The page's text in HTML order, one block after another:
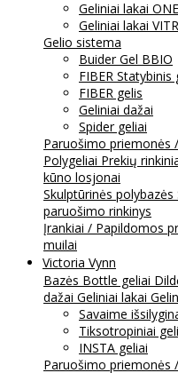
Geliniai lakai
Geliniai lakai
Gelio sistema
Buider Gel BBIO
FIBER Statybinis
FIBER gelis
Geliniai dažai
Spider geliai
Paruošimo priemonės
Polygeliai Prekių
kūno losjonai
Skulptūrinės polybazės
paruošimo rinkinys
Įrankiai / Papildomos
muilai
Victoria Vynn
Bazės Bottle geliai
dažai Geliniai lakai
Savaime
Tiksotropiniai
INSTA geliai
Paruošimo priemonės